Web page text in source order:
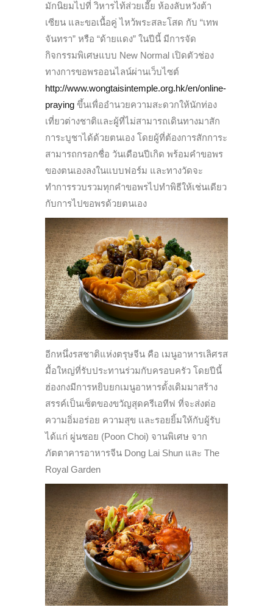
มักนิยมไปที่ วิหารไท้ส่วยเอี๊ย ห้องลับหวังต้า
เซียน และขอเนื้อคู่ ไหว้พระสละโสด กับ “เทพ
จันทรา” หรือ “ด้ายแดง” ในปีนี้ มีการจัด
กิจกรรมพิเศษแบบ New Normal เปิดตัวช่อง
ทางการขอพรออนไลน์ผ่านเว็บไซต์
http://www.wongtaisintemple.org.hk/en/online-
praying ขึ้นเพื่ออำนวยความสะดวกให้นักท่อง
เที่ยวต่างชาติและผู้ที่ไม่สามารถเดินทางมาสัก
การะบูชาได้ด้วยตนเอง โดยผู้ที่ต้องการสักการะ
สามารถกรอกชื่อ วันเดือนปีเกิด พร้อมคำขอพร
ของตนเองลงในแบบฟอร์ม และทางวัดจะ
ทำการรวบรวมทุกคำขอพรไปทำพิธีให้เช่นเดียว
กับการไปขอพรด้วยตนเอง
อีกหนึ่งรสชาติแห่งตรุษจีน คือ เมนูอาหารเลิศรส
มื้อใหญ่ที่รับประทานร่วมกับครอบครัว โดยปีนี้
ฮ่องกงมีการหยิบยกเมนูอาหารดั้งเดิมมาสร้าง
สรรค์เป็นเซ็ตของขวัญสุดครีเอทีฟ ที่จะส่งต่อ
ความอิ่มอร่อย ความสุข และรอยยิ้มให้กับผู้รับ
ได้แก่ ผู่นชอย (Poon Choi) จานพิเศษ จาก
ภัตตาคารอาหารจีน Dong Lai Shun และ The
Royal Garden